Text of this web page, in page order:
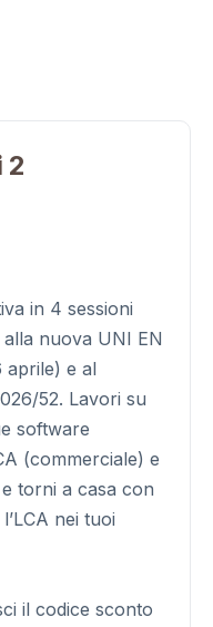
2
in 4 sessioni
nuova UNI EN
aprile) e al
52. Lavori su
software
(commerciale) e
torni a casa con
nei tuoi
il codice sconto